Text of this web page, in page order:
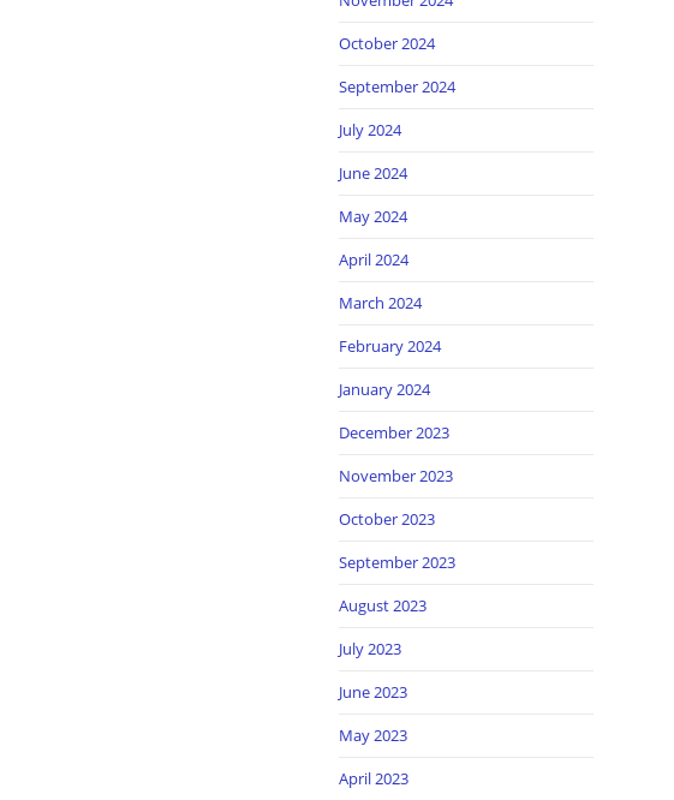
October 2024
September 2024
July 2024
June 2024
May 2024
April 2024
March 2024
February 2024
January 2024
December 2023
November 2023
October 2023
September 2023
August 2023
July 2023
June 2023
May 2023
April 2023